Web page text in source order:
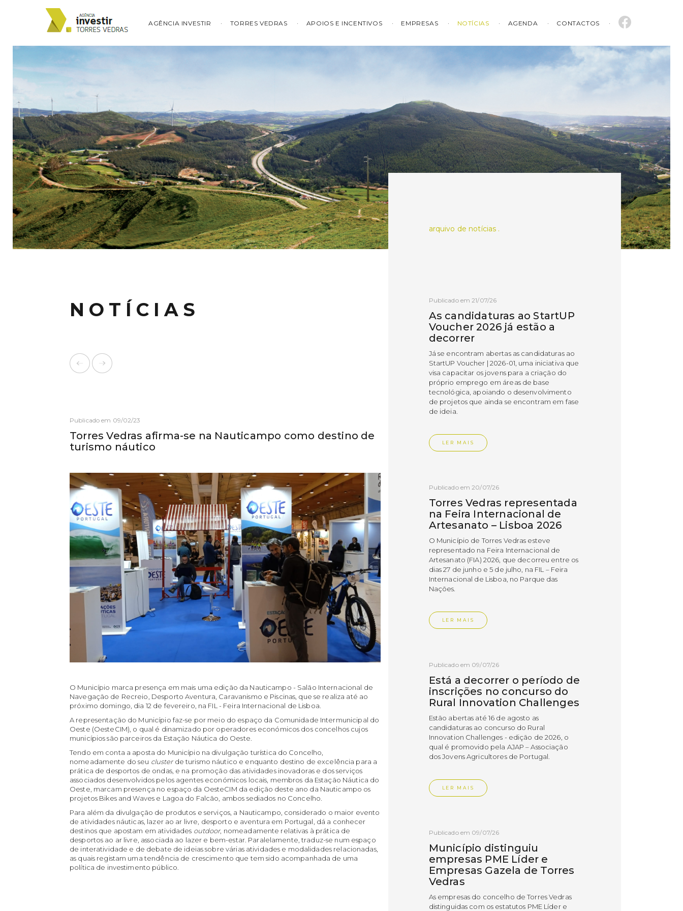
AGÊNCIA INVESTIR TORRES VEDRAS APOIOS E INCENTIVOS EMPRESAS NOTÍCIAS AGENDA CONTACTOS
NOTÍCIAS
Publicado em 09/02/23
Torres Vedras afirma-se na Nauticampo como destino de
turismo náutico
O Município marca presença em mais uma edição da Nauticampo - Salão Internacional de
Navegação de Recreio, Desporto Aventura, Caravanismo e Piscinas, que se realiza até ao
próximo domingo, dia 12 de fevereiro, na FIL - Feira Internacional de Lisboa.
A representação do Município faz-se por meio do espaço da Comunidade Intermunicipal do
Oeste (OesteCIM), o qual é dinamizado por operadores económicos dos concelhos cujos
municípios são parceiros da Estação Náutica do Oeste.
Tendo em conta a aposta do Município na divulgação turística do Concelho,
nomeadamente do seu clusterde turismo náutico e enquanto destino de excelência para a
prática de desportos de ondas, e na promoção das atividades inovadoras e dos serviços
associados desenvolvidos pelos agentes económicos locais, membros da Estação Náutica do
Oeste, marcam presença no espaço da OesteCIM da edição deste ano da Nauticampo os
projetos Bikes and Waves e Lagoa do Falcão, ambos sediados no Concelho.
Para além da divulgação de produtos e serviços, a Nauticampo, considerado o maior evento
de atividades náuticas, lazer ao ar livre, desporto e aventura em Portugal, dá a conhecer
destinos que apostam em atividades outdoor, nomeadamente relativas à prática de
desportos ao ar livre, associada ao lazer e bem-estar. Paralelamente, traduz-se num espaço
de interatividade e de debate de ideias sobre várias atividades e modalidades relacionadas,
as quais registam uma tendência de crescimento que tem sido acompanhada de uma
política de investimento público.
arquivo de notícias .
Publicado em 21/07/26
As candidaturas ao StartUP
Voucher 2026 já estão a
decorrer
Já se encontram abertas as candidaturas ao
StartUP Voucher | 2026-01, uma iniciativa que
visa capacitar os jovens para a criação do
próprio emprego em áreas de base
tecnológica, apoiando o desenvolvimento
de projetos que ainda se encontram em fase
de ideia.
LER MAIS
Publicado em 20/07/26
Torres Vedras representada
na Feira Internacional de
Artesanato – Lisboa 2026
O Município de Torres Vedras esteve
representado na Feira Internacional de
Artesanato (FIA) 2026, que decorreu entre os
dias 27 de junho e 5 de julho, na FIL – Feira
Internacional de Lisboa, no Parque das
Nações.
LER MAIS
Publicado em 09/07/26
Está a decorrer o período de
inscrições no concurso do
Rural Innovation Challenges
Estão abertas até 16 de agosto as
candidaturas ao concurso do Rural
Innovation Challenges - edição de 2026, o
qual é promovido pela AJAP – Associação
dos Jovens Agricultores de Portugal.
LER MAIS
Publicado em 09/07/26
Município distinguiu
empresas PME Líder e
Empresas Gazela de Torres
Vedras
As empresas do concelho de Torres Vedras
distinguidas com os estatutos PME Líder e